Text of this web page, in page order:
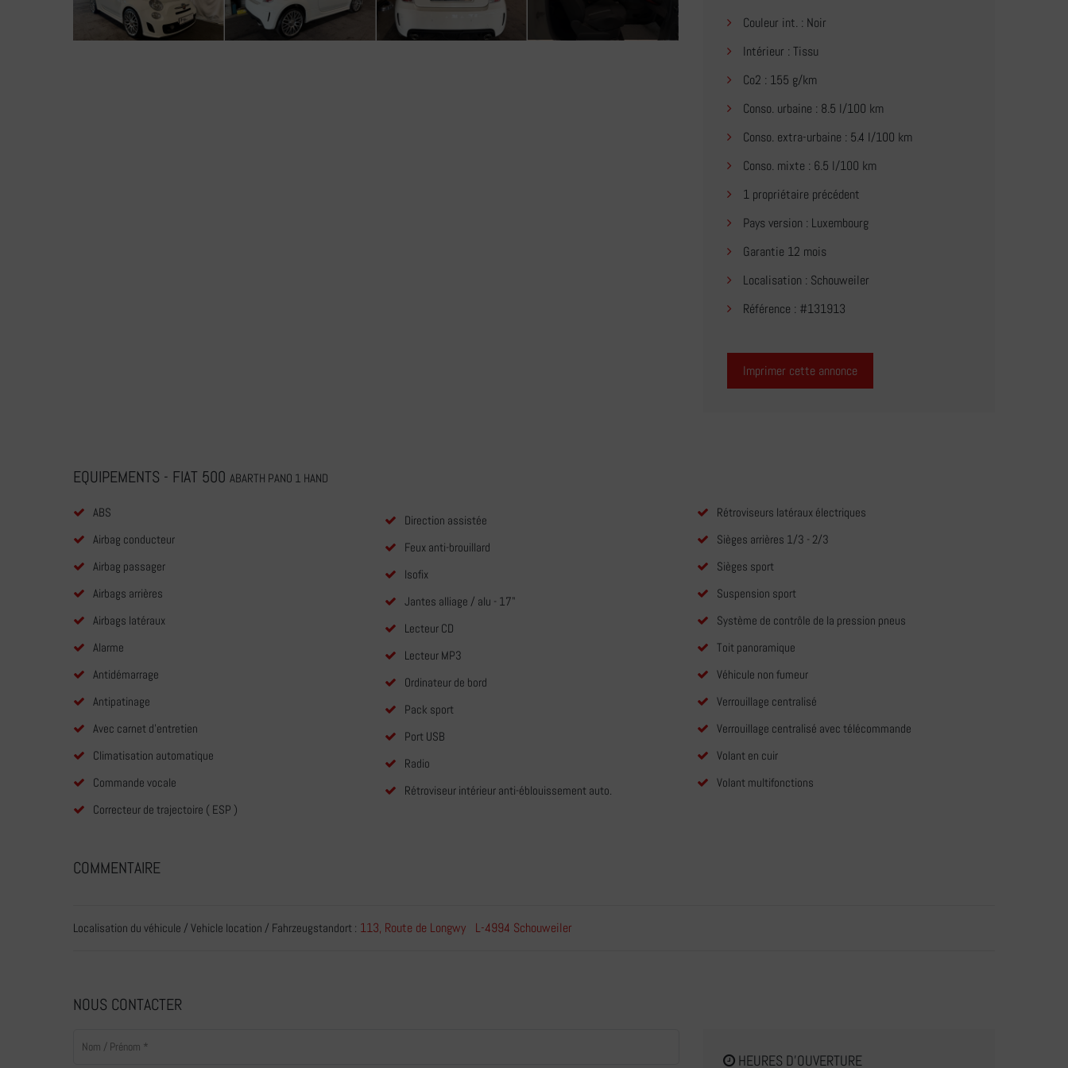
Couleur int. : Noir
Intérieur : Tissu
Co2 : 155 g/km
Conso. urbaine : 8.5 l/100 km
Conso. extra-urbaine : 5.4 l/100 km
Conso. mixte : 6.5 l/100 km
1 propriétaire précédent
Pays version : Luxembourg
Garantie 12 mois
Localisation : Schouweiler
Référence : #131913
Imprimer cette annonce
EQUIPEMENTS - FIAT 500 ABARTH PANO 1 HAND
ABS
Airbag conducteur
Airbag passager
Airbags arrières
Airbags latéraux
Alarme
Antidémarrage
Antipatinage
Avec carnet d'entretien
Climatisation automatique
Commande vocale
Correcteur de trajectoire ( ESP )
Direction assistée
Feux anti-brouillard
Isofix
Jantes alliage / alu - 17"
Lecteur CD
Lecteur MP3
Ordinateur de bord
Pack sport
Port USB
Radio
Rétroviseur intérieur anti-éblouissement auto.
Rétroviseurs latéraux électriques
Sièges arrières 1/3 - 2/3
Sièges sport
Suspension sport
Système de contrôle de la pression pneus
Toit panoramique
Véhicule non fumeur
Verrouillage centralisé
Verrouillage centralisé avec télécommande
Volant en cuir
Volant multifonctions
COMMENTAIRE
Localisation du véhicule / Vehicle location / Fahrzeugstandort : 113, Route de Longwy L-4994 Schouweiler
NOUS CONTACTER
HEURES D'OUVERTURE